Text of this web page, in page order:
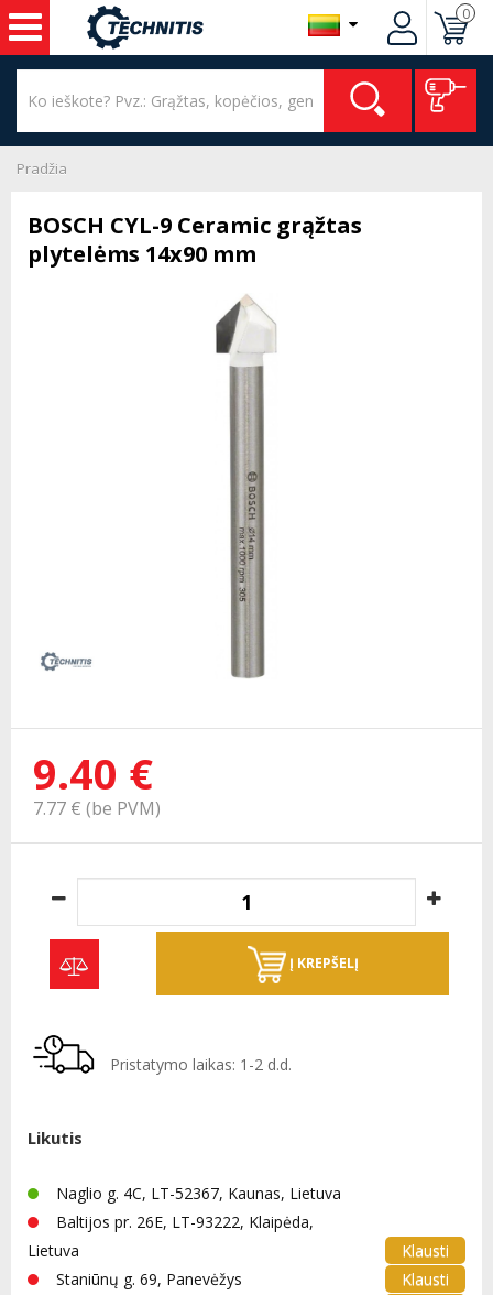
0
Pradžia
BOSCH CYL-9 Ceramic grąžtas
plytelėms 14x90 mm
9.40 €
7.77 € (be PVM)
Į KREPŠELĮ
Pristatymo laikas: 1-2 d.d.
Likutis
Naglio g. 4C, LT-52367, Kaunas, Lietuva
Baltijos pr. 26E, LT-93222, Klaipėda,
Lietuva
Klausti
Staniūnų g. 69, Panevėžys
Klausti